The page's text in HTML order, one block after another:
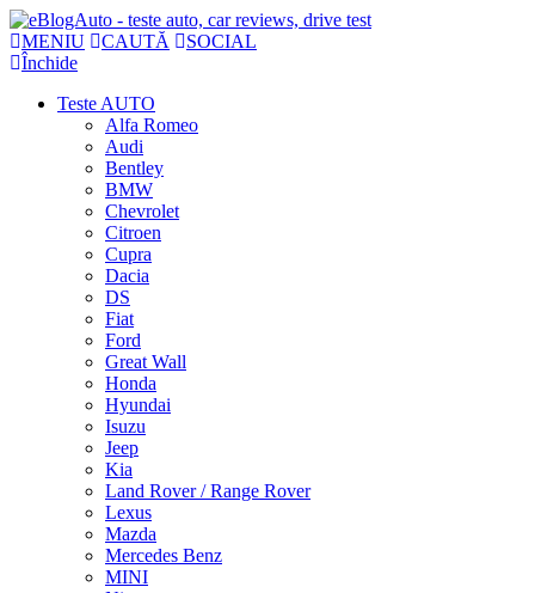
MENIU CAUTĂ
SOCIAL
Închide
Teste AUTO
Alfa Romeo
Audi
Bentley
BMW
Chevrolet
Citroen
Cupra
Dacia
DS
Fiat
Ford
Great Wall
Honda
Hyundai
Isuzu
Jeep
Kia
Land Rover / Range Rover
Lexus
Mazda
Mercedes Benz
MINI